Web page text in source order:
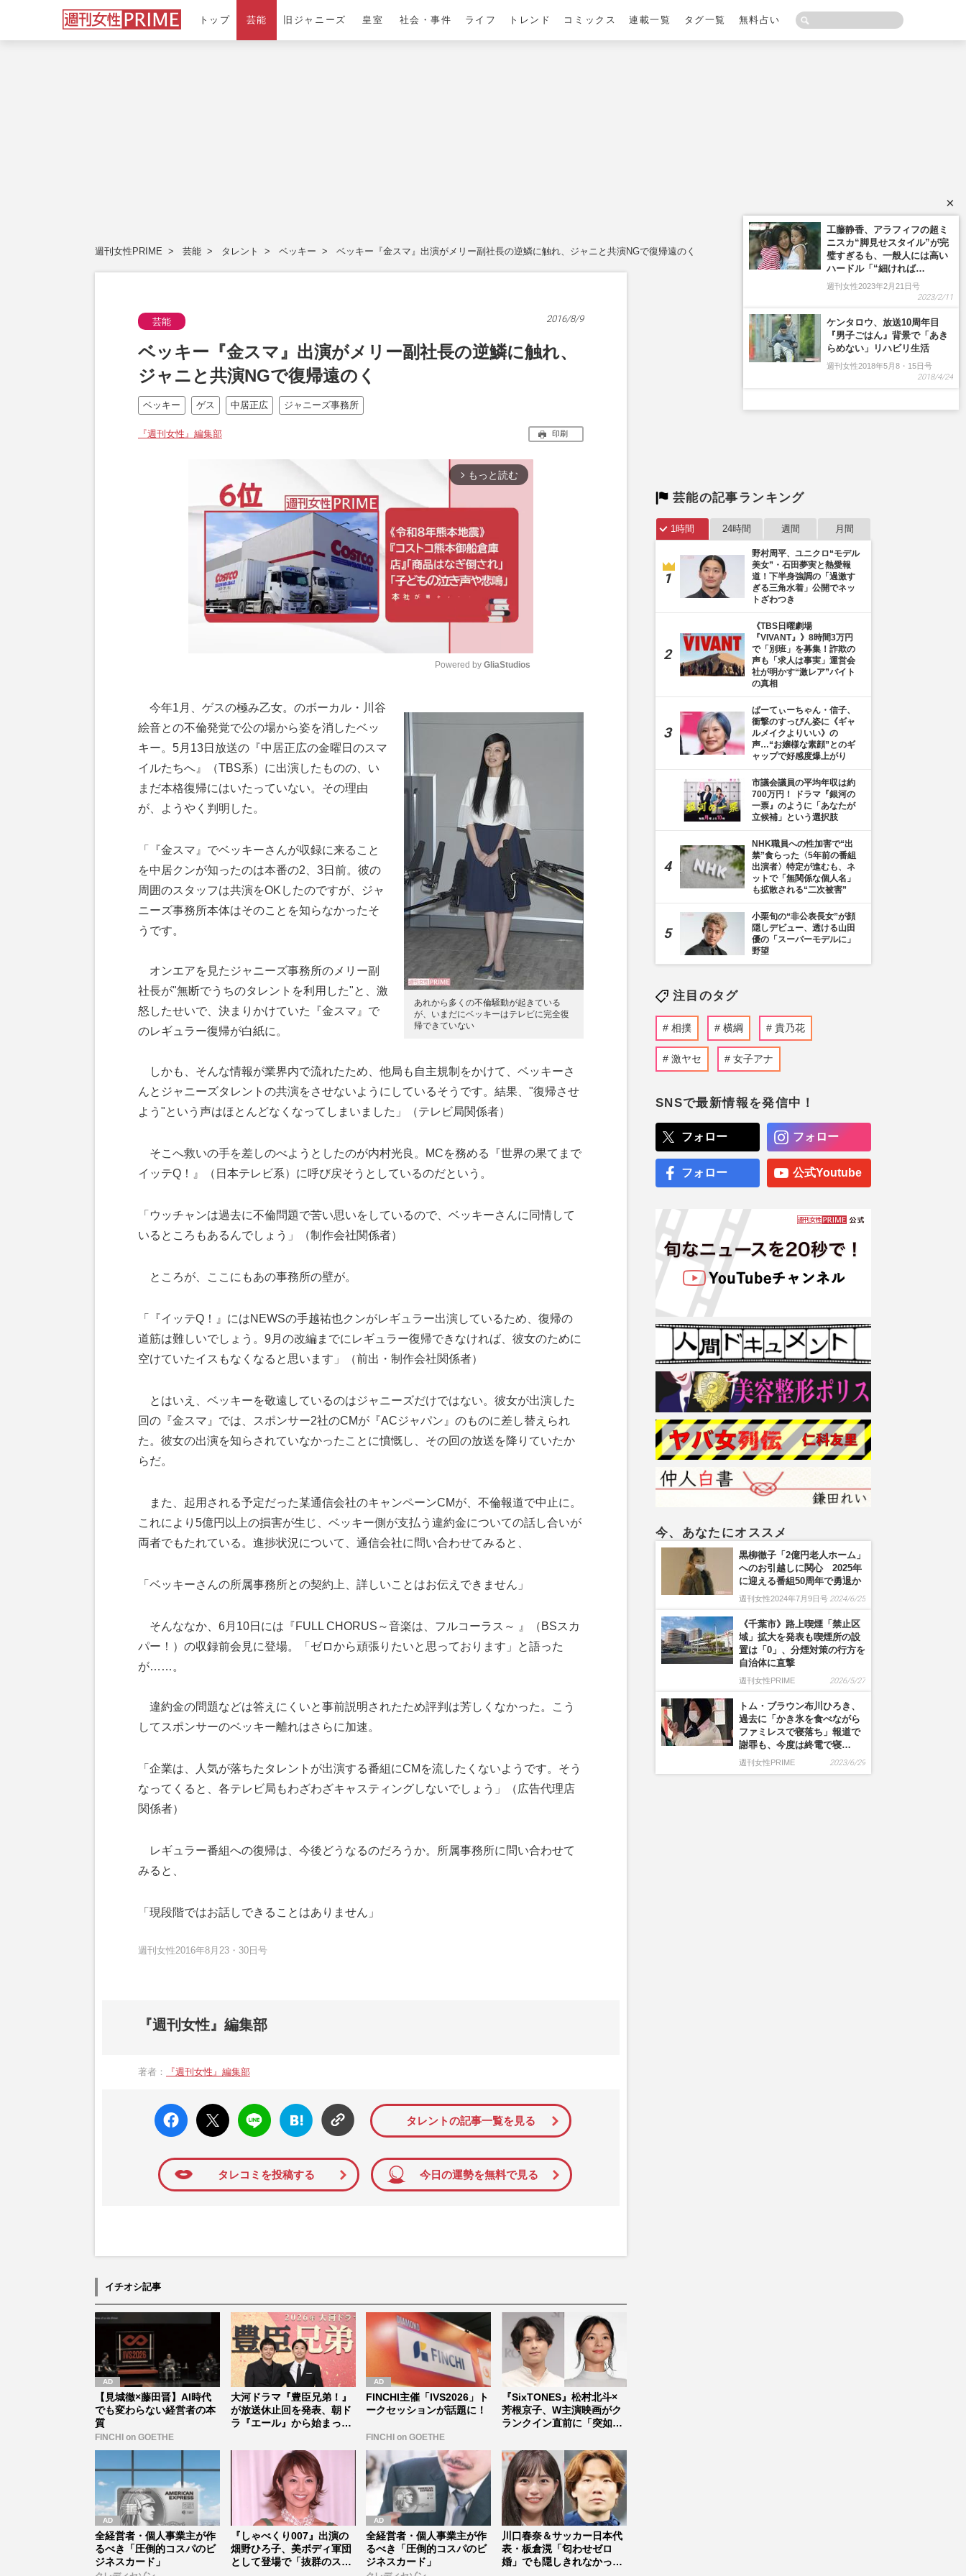
トップ 芸能 旧ジャニーズ 皇室 社会・事件 ライフ トレンド コミックス 連載一覧 タグ一覧 無料占い
週刊女性PRIME 芸能 タレント ベッキー ベッキー『金スマ』出演がメリー副社長の逆鱗に触れ、ジャニと共演NGで復帰遠のく
芸能 2016/8/9
ベッキー『金スマ』出演がメリー副社長の逆鱗に触れ、
ジャニと共演NGで復帰遠のく
ベッキー ゲス 中居正広 ジャニーズ事務所
『週刊女性』編集部 印刷
arrow_forward_ios もっと読む
u
Powered by GliaStudios
あれから多くの不倫騒動が起きている
が、いまだにベッキーはテレビに完全復
帰できていない
今年1月、ゲスの極み乙女。のボーカル・川谷
絵音との不倫発覚で公の場から姿を消したベッ
キー。5月13日放送の『中居正広の金曜日のスマ
イルたちへ』（TBS系）に出演したものの、い
まだ本格復帰にはいたっていない。その理由
が、ようやく判明した。
「『金スマ』でベッキーさんが収録に来ること
を中居クンが知ったのは本番の2、3日前。彼の
周囲のスタッフは共演をOKしたのですが、ジャ
ニーズ事務所本体はそのことを知らなかったそ
うです。
オンエアを見たジャニーズ事務所のメリー副
社長が"無断でうちのタレントを利用した"と、激
怒したせいで、決まりかけていた『金スマ』で
のレギュラー復帰が白紙に。
しかも、そんな情報が業界内で流れたため、他局も自主規制をかけて、ベッキーさ
んとジャニーズタレントの共演をさせないようにしているそうです。結果、"復帰させ
よう"という声はほとんどなくなってしまいました」（テレビ局関係者）
そこへ救いの手を差しのべようとしたのが内村光良。MCを務める『世界の果てまで
イッテQ！』（日本テレビ系）に呼び戻そうとしているのだという。
「ウッチャンは過去に不倫問題で苦い思いをしているので、ベッキーさんに同情して
いるところもあるんでしょう」（制作会社関係者）
ところが、ここにもあの事務所の壁が。
「『イッテQ！』にはNEWSの手越祐也クンがレギュラー出演しているため、復帰の
道筋は難しいでしょう。9月の改編までにレギュラー復帰できなければ、彼女のために
空けていたイスもなくなると思います」（前出・制作会社関係者）
とはいえ、ベッキーを敬遠しているのはジャニーズだけではない。彼女が出演した
回の『金スマ』では、スポンサー2社のCMが『ACジャパン』のものに差し替えられ
た。彼女の出演を知らされていなかったことに憤慨し、その回の放送を降りていたか
らだ。
また、起用される予定だった某通信会社のキャンペーンCMが、不倫報道で中止に。
これにより5億円以上の損害が生じ、ベッキー側が支払う違約金についての話し合いが
両者でもたれている。進捗状況について、通信会社に問い合わせてみると、
「ベッキーさんの所属事務所との契約上、詳しいことはお伝えできません」
そんななか、6月10日には『FULL CHORUS～音楽は、フルコーラス～ 』（BSスカ
パー！）の収録前会見に登場。「ゼロから頑張りたいと思っております」と語った
が……。
違約金の問題などは答えにくいと事前説明されたため評判は芳しくなかった。こう
してスポンサーのベッキー離れはさらに加速。
「企業は、人気が落ちたタレントが出演する番組にCMを流したくないようです。そう
なってくると、各テレビ局もわざわざキャスティングしないでしょう」（広告代理店
関係者）
レギュラー番組への復帰は、今後どうなるのだろうか。所属事務所に問い合わせて
みると、
「現段階ではお話しできることはありません」
週刊女性2016年8月23・30日号
『週刊女性』編集部
著者： 『週刊女性』編集部
faceboo
k いい
ね
X ポス
ト
LINE
はてな
ブック
マーク
タレントの記事一覧を見る
タレコミを投稿する 今日の運勢を無料で見る
イチオシ記事
【見城徹×藤田晋】AI時代
でも変わらない経営者の本
質
FINCHI on GOETHE
大河ドラマ『豊臣兄弟！』
が放送休止回を発表、朝ド
ラ『エール』から始まった
FINCHI主催「IVS2026」ト
ークセッションが話題に！
FINCHI on GOETHE
『SixTONES』松村北斗×
芳根京子、W主演映画がク
ランクイン直前に「突如中
全経営者・個人事業主が作
るべき「圧倒的コスパのビ
ジネスカード」
『しゃべくり007』出演の
畑野ひろ子、美ボディ軍団
として登場で「抜群のスタ
全経営者・個人事業主が作
るべき「圧倒的コスパのビ
ジネスカード」
川口春奈＆サッカー日本代
表・板倉滉「匂わせゼロ
婚」でも隠しきれなかった
芸能の記事ランキング
1時間 24時間 週間 月間
野村周平、ユニクロ“モデル
美女”・石田夢実と熱愛報
道！下半身強調の「過激す
ぎる三角水着」公開でネッ
トざわつき
《TBS日曜劇場
『VIVANT』》8時間3万円
で「別班」を募集！詐欺の
声も「求人は事実」運営会
社が明かす“激レア”バイト
の真相
ぱーてぃーちゃん・信子、
衝撃のすっぴん姿に《ギャ
ルメイクよりいい》の
声…“お嬢様な素顔”とのギ
ャップで好感度爆上がり
市議会議員の平均年収は約
700万円！ ドラマ『銀河の
一票』のように「あなたが
立候補」という選択肢
NHK職員への性加害で“出
禁”食らった〈5年前の番組
出演者〉特定が進むも、ネ
ットで「無関係な個人名」
も拡散される“二次被害”
小栗旬の“非公表長女”が顔
隠しデビュー、透ける山田
優の「スーパーモデルに」
野望
注目のタグ
相撲 横綱 貴乃花
激ヤセ 女子アナ
SNSで最新情報を発信中！
フォロー フォロー
フォロー 公式Youtube
今、あなたにオススメ
黒柳徹子「2億円老人ホーム」
へのお引越しに関心 2025年
に迎える番組50周年で勇退か
週刊女性2024年7月9日号 2024/6/25
《千葉市》路上喫煙「禁止区
域」拡大を発表も喫煙所の設
置は「0」、分煙対策の行方を
自治体に直撃
週刊女性PRIME 2026/5/27
トム・ブラウン布川ひろき、
過去に「かき氷を食べながら
ファミレスで寝落ち」報道で
謝罪も、今度は終電で寝…
週刊女性PRIME 2023/6/29
×